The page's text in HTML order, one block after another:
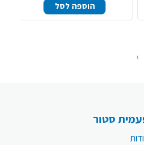
הוספה לסל
›
סטור